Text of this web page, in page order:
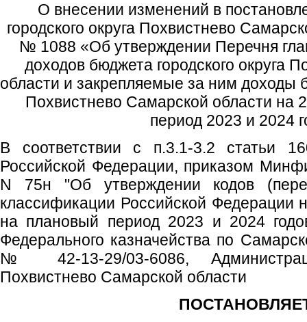
О внесении изменений в
городского округа Похвистнево
№ 1088 «Об утверждении Перечня
доходов бюджета городского округа
области и закрепляемые за ним доходы
Похвистнево Самарской области на
период 2023 и 2024
В соответствии с п.3.1-3.2 статьи
Российской Федерации, приказом
N 75н "Об утверждении кодов
классификации Российской Федерации
на плановый период 2023 и 2024
Федерального казначейства по
№ 42-13-29/03-6086,
Похвистнево Самарской области